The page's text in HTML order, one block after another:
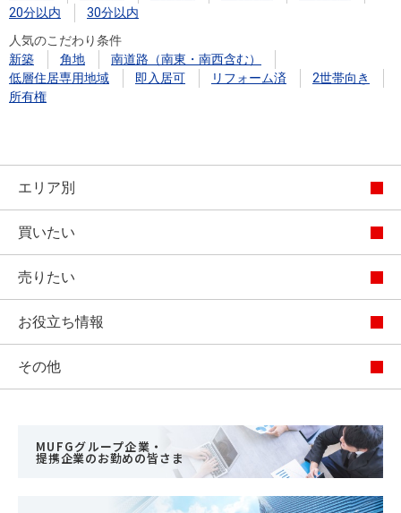
20分以内
30分以内
人気のこだわり条件
新築
角地
南道路（南東・南西含む）
低層住居専用地域
即入居可 リフォーム済
2世帯向き
所有権
エリア別
買いたい
売りたい
お役立ち情報
その他
MUFGグループ企業・
提携企業のお勤めの皆さま